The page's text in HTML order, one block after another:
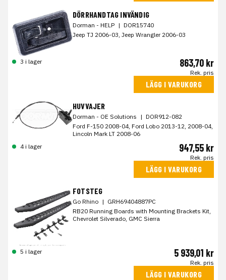
DÖRRHANDTAG INVÄNDIG
Dorman - HELP | DOR15740
Jeep TJ 2006-03, Jeep Wrangler 2006-03
3 i lager 863,70 kr
Rek. pris
LÄGG I VARUKORG
HUVVAJER
Dorman - OE Solutions | DOR912-082
Ford F-150 2008-04, Ford Lobo 2013-12, 2008-04,
Lincoln Mark LT 2008-06
4 i lager
947,55 kr
Rek. pris
LÄGG I VARUKORG
FOTSTEG
Go Rhino | GRH69404887PC
RB20 Running Boards with Mounting Brackets Kit,
Chevrolet Silverado, GMC Sierra
5 i lager 5 939,01 kr
Rek. pris
LÄGG I VARUKORG